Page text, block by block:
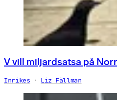
V vill miljardsatsa på
Inrikes Liz Fällman